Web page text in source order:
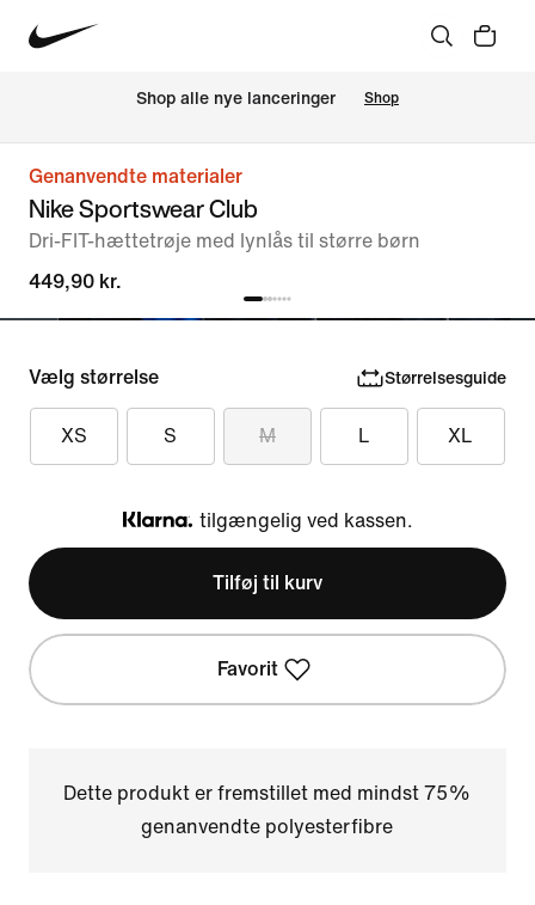
Shop alle nye lanceringer Shop
Genanvendte materialer
Nike Sportswear Club
Dri-FIT-hættetrøje med lynlås til større børn
449,90 kr.
Vælg størrelse Størrelsesguide
XS S M L XL
Klarna
tilgængelig ved kassen.
Tilføj til kurv
Favorit
Dette produkt er fremstillet med mindst 75%
genanvendte polyesterfibre